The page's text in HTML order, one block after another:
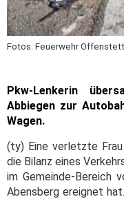
Fotos: Feuerwehr
Pkw-Lenkerin
Abbiegen zur
Wagen.
(ty) Eine verletzte
die Bilanz eines
im Gemeinde-Bereich
Abensberg ereignet